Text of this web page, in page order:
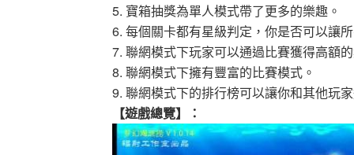
5. 寶箱抽獎為單人模式帶了更多的樂趣。
6. 每個關卡都有星級判定，你是否可以讓
7. 聯網模式下玩家可以通過比賽獲得高額
8. 聯網模式下擁有豐富的比賽模式。
9. 聯網模式下的排行榜可以讓你和其他玩
【遊戲總覽】：